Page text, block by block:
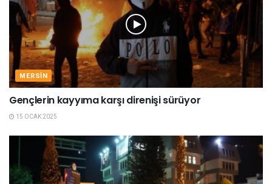
MERSIN
Gençlerin kayyıma karşı direnişi sürüyor
15 OCAK 2025